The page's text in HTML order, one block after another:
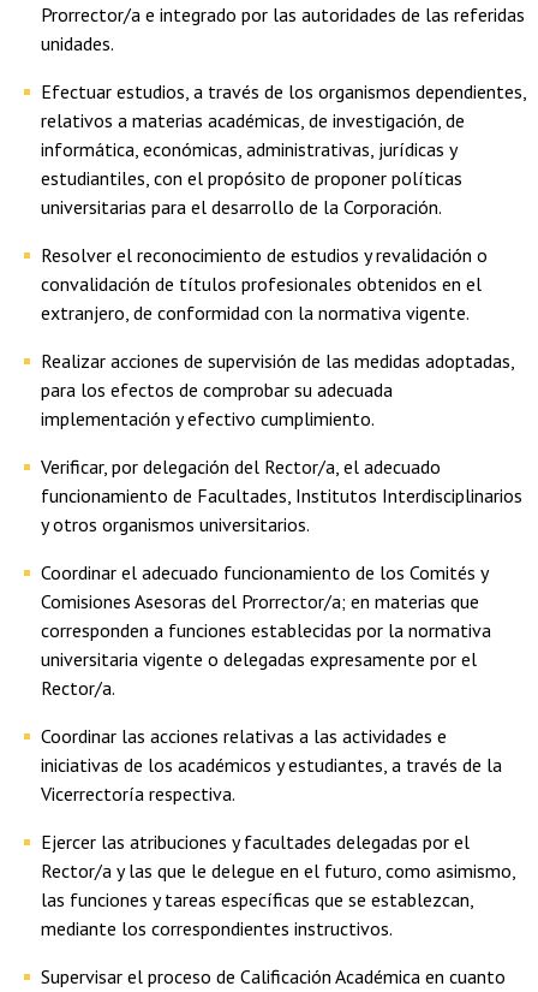
Prorrector/a e integrado por las autoridades de las referidas
unidades.
Efectuar estudios, a través de los organismos dependientes,
relativos a materias académicas, de investigación, de
informática, económicas, administrativas, jurídicas y
estudiantiles, con el propósito de proponer políticas
universitarias para el desarrollo de la Corporación.
Resolver el reconocimiento de estudios y revalidación o
convalidación de títulos profesionales obtenidos en el
extranjero, de conformidad con la normativa vigente.
Realizar acciones de supervisión de las medidas adoptadas,
para los efectos de comprobar su adecuada
implementación y efectivo cumplimiento.
Verificar, por delegación del Rector/a, el adecuado
funcionamiento de Facultades, Institutos Interdisciplinarios
y otros organismos universitarios.
Coordinar el adecuado funcionamiento de los Comités y
Comisiones Asesoras del Prorrector/a; en materias que
corresponden a funciones establecidas por la normativa
universitaria vigente o delegadas expresamente por el
Rector/a.
Coordinar las acciones relativas a las actividades e
iniciativas de los académicos y estudiantes, a través de la
Vicerrectoría respectiva.
Ejercer las atribuciones y facultades delegadas por el
Rector/a y las que le delegue en el futuro, como asimismo,
las funciones y tareas específicas que se establezcan,
mediante los correspondientes instructivos.
Supervisar el proceso de Calificación Académica en cuanto